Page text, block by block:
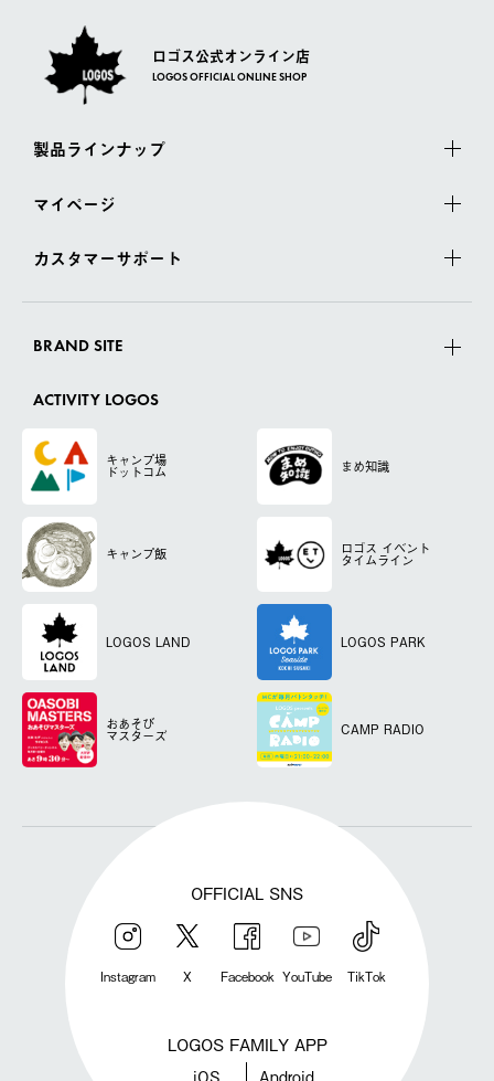
ロゴス公式オンライン店
LOGOS OFFICIAL ONLINE SHOP
製品ラインナップ
マイページ
カスタマーサポート
BRAND SITE
ACTIVITY LOGOS
キャンプ場
ドットコム まめ知識
キャンプ飯 ロゴス イベント
タイムライン
LOGOS LAND LOGOS PARK
おあそび
マスターズ CAMP RADIO
OFFICIAL SNS
Instagram X Facebook YouTube TikTok
LOGOS FAMILY APP